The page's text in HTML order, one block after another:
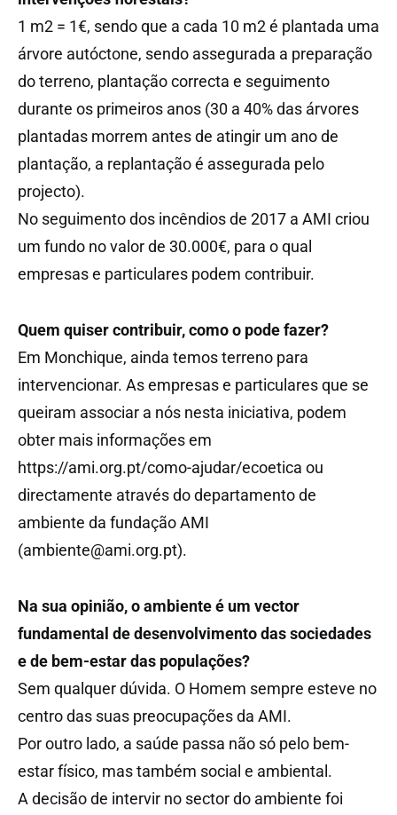
1 m2 = 1€, sendo que a cada 10 m2 é plantada uma
árvore autóctone, sendo assegurada a preparação
do terreno, plantação correcta e seguimento
durante os primeiros anos (30 a 40% das árvores
plantadas morrem antes de atingir um ano de
plantação, a replantação é assegurada pelo
projecto).
No seguimento dos incêndios de 2017 a AMI criou
um fundo no valor de 30.000€, para o qual
empresas e particulares podem contribuir.
Quem quiser contribuir, como o pode fazer?
Em Monchique, ainda temos terreno para
intervencionar. As empresas e particulares que se
queiram associar a nós nesta iniciativa, podem
obter mais informações em
https://ami.org.pt/como-ajudar/ecoetica ou
directamente através do departamento de
ambiente da fundação AMI
(ambiente@ami.org.pt).
Na sua opinião, o ambiente é um vector
fundamental de desenvolvimento das sociedades
e de bem-estar das populações?
Sem qualquer dúvida. O Homem sempre esteve no
centro das suas preocupações da AMI.
Por outro lado, a saúde passa não só pelo bem-
estar físico, mas também social e ambiental.
A decisão de intervir no sector do ambiente foi